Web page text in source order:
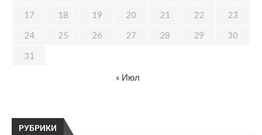
РУБРИКИ
17
18 19 20 21 22
23
24
25 26 27 28 29
30
31
« Июл